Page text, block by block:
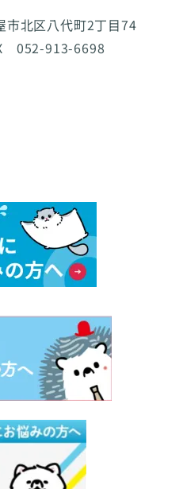
北区八代町2丁目74
052-913-6698